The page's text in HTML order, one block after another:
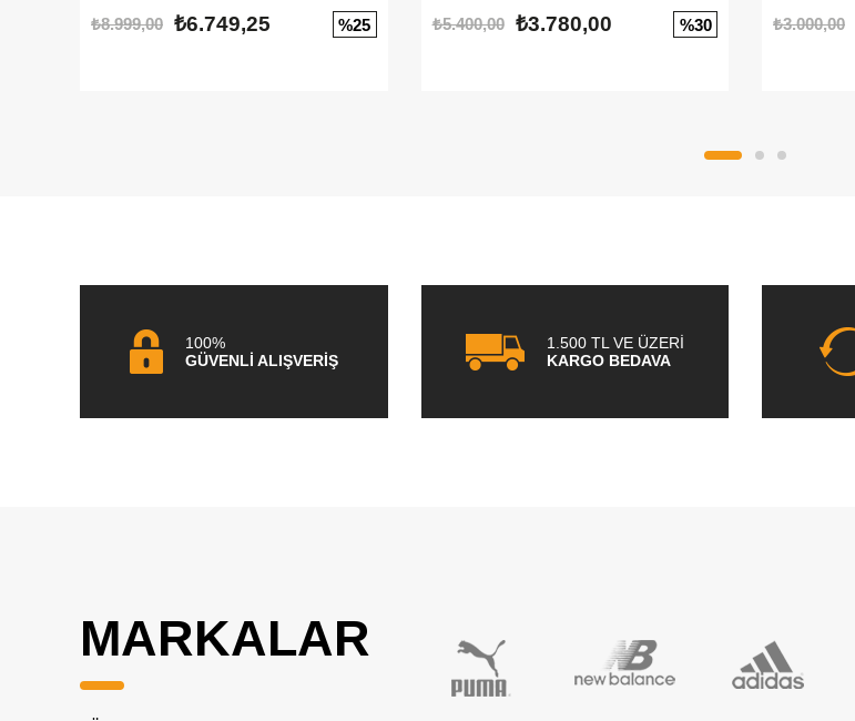
₺8.999,00 ₺6.749,25 %25
₺5.400,00
₺3.780,00 %30
₺3.000,00
100%
GÜVENLİ ALIŞVERİŞ
1.500 TL VE ÜZERİ
KARGO BEDAVA
MARKALAR